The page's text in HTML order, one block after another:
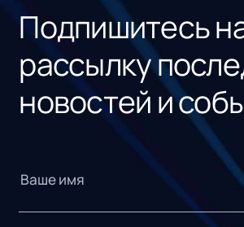
Подпишитесь
рассылку
новостей и